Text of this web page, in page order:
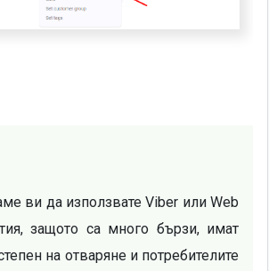
ви да използвате Viber или Web
защото са много бързи, имат
на отваряне и потребителите